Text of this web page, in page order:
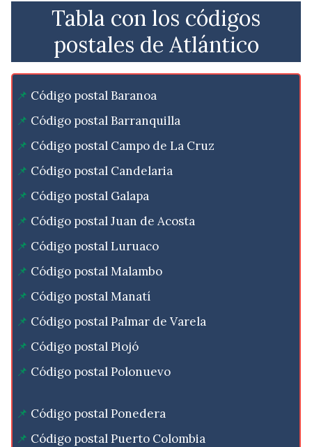
Tabla con los códigos
postales de Atlántico
Código postal Baranoa
Código postal Barranquilla
Código postal Campo de La Cruz
Código postal Candelaria
Código postal Galapa
Código postal Juan de Acosta
Código postal Luruaco
Código postal Malambo
Código postal Manatí
Código postal Palmar de Varela
Código postal Piojó
Código postal Polonuevo
Código postal Ponedera
Código postal Puerto Colombia